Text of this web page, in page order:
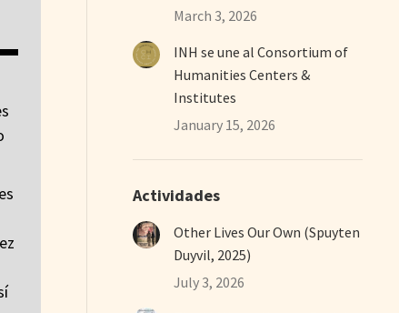
March 3, 2026
INH se une al Consortium of
Humanities Centers &
Institutes
January 15, 2026
Actividades
Other Lives Our Own (Spuyten
Duyvil, 2025)
July 3, 2026